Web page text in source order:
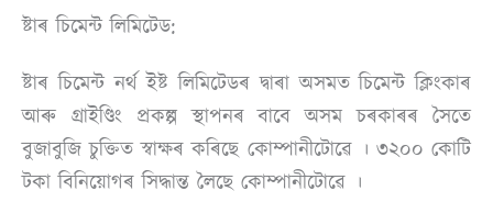
ষ্টাৰ চিমেন্ট লিমিটেড:
ষ্টাৰ চিমেন্ট নৰ্থ ইষ্ট লিমিটেডৰ দ্বাৰা অসমত চিমেন্ট ক্লিংকাৰ
আৰু গ্ৰাইণ্ডিং প্ৰকল্প স্থাপনৰ বাবে অসম চৰকাৰৰ সৈতে
বুজাবুজি চুক্তিত স্বাক্ষৰ কৰিছে কোম্পানীটোৱে । ৩২০০ কোটি
টকা বিনিয়োগৰ সিদ্ধান্ত লৈছে কোম্পানীটোৱে ।